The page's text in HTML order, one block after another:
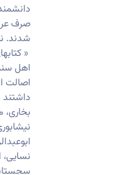
صرف
شدند.
«
اهل
اصالت
داشتند
بخاری،
نسایی،